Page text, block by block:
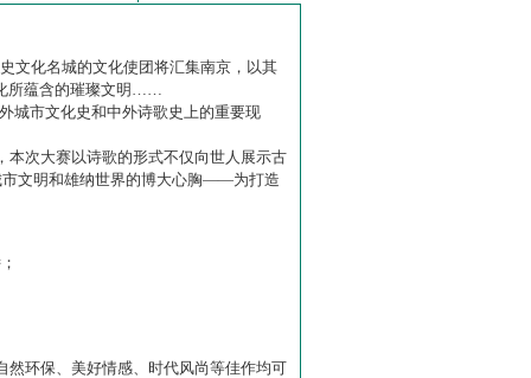
文化名城的文化使团将汇集南京，以其
所蕴含的璀璨文明……
城市文化史和中外诗歌史上的重要现
次大赛以诗歌的形式不仅向世人展示古
市文明和雄纳世界的博大心胸——为打造
环保、美好情感、时代风尚等佳作均可